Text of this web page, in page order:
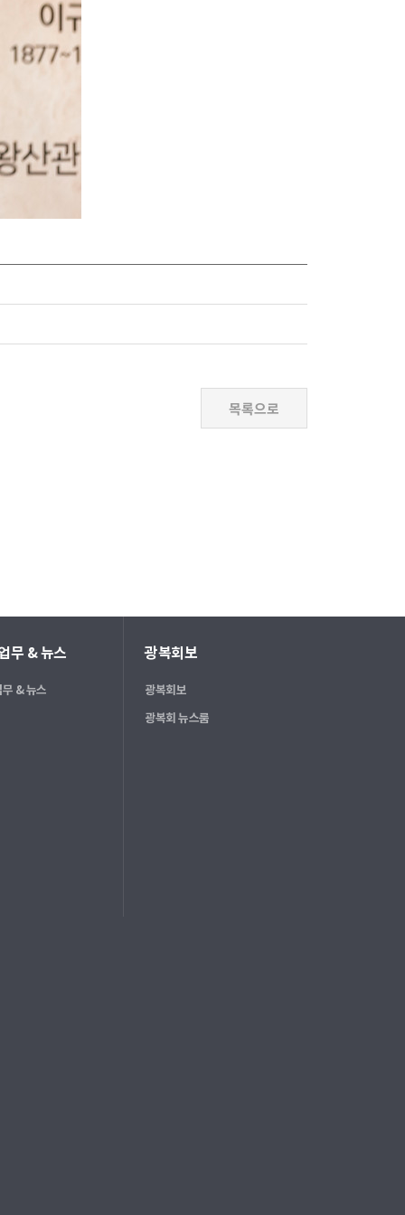
무 & 뉴스
& 뉴스
광복회보
광복회보
광복회 뉴스룸